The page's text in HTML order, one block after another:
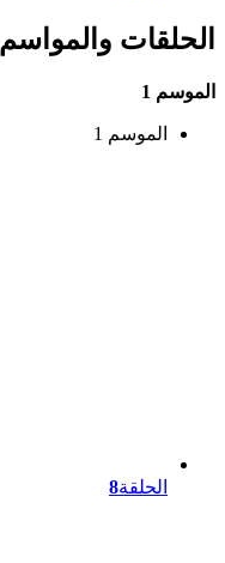
الحلقات والمواسم
الموسم 1
الموسم 1
الحلقة8